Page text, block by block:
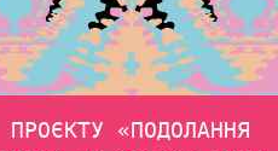
«ПОДОЛАННЯ